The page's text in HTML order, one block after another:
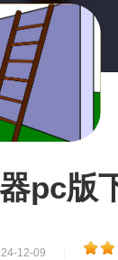
pc版
12-09